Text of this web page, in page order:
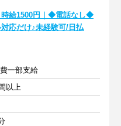
時給1500円｜◆電話なし◆
応だけ♪未経験可/日払
一部支給
以上